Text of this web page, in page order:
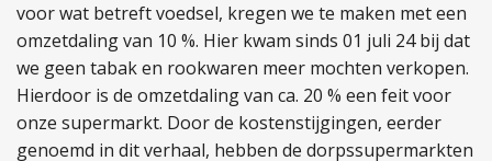
voor wat betreft voedsel, kregen we te maken met een
omzetdaling van 10 %. Hier kwam sinds 01 juli 24 bij dat
we geen tabak en rookwaren meer mochten verkopen.
Hierdoor is de omzetdaling van ca. 20 % een feit voor
onze supermarkt. Door de kostenstijgingen, eerder
genoemd in dit verhaal, hebben de dorpssupermarkten